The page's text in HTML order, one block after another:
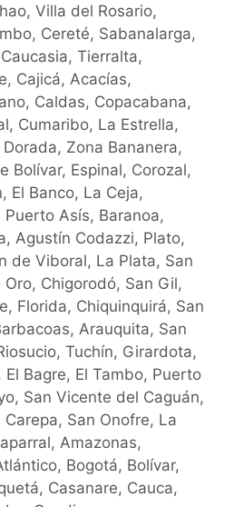
Villa del Rosario,
Cereté, Sabanalarga,
Tierralta,
Cajicá, Acacías,
Caldas, Copacabana,
Cumaribo, La Estrella,
Zona Bananera,
Bolívar, Espinal, Corozal,
El Banco, La Ceja,
Asís, Baranoa,
Agustín Codazzi, Plato,
de Viboral, La Plata, San
Chigorodó, San Gil,
Florida, Chiquinquirá, San
Arauquita, San
Tuchín, Girardota,
Bagre, El Tambo, Puerto
San Vicente del Caguán,
San Onofre, La
Amazonas,
Bogotá, Bolívar,
Casanare, Cauca,